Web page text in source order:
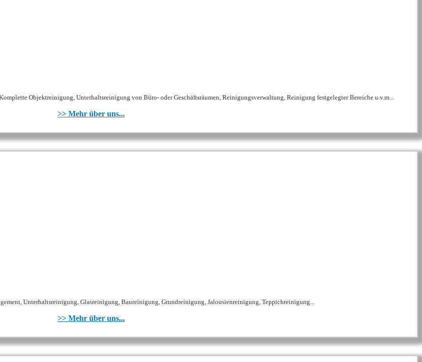
Objektreinigung, Unterhaltsreinigung von Büro- oder Geschäftsräumen, Reinigungsverwaltung, Reinigung festgelegter Bereiche u.v.m...
>> Mehr über uns...
Unterhaltsreinigung, Glasreinigung, Baureinigung, Grundreinigung, Jalousienreinigung, Teppichreinigung...
>> Mehr über uns...